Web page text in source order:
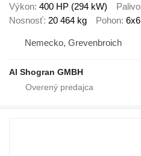
Výkon 400 HP (294 kW) Palivo
Nosnosť 20 464 kg Pohon 6x6
Nemecko, Grevenbroich
Al Shogran GMBH